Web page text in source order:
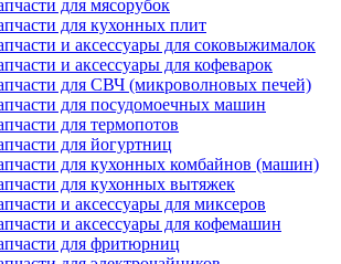
для мясорубок
для кухонных плит
и аксессуары для соковыжималок
и аксессуары для кофеварок
для СВЧ (микроволновых печей)
для посудомоечных машин
для термопотов
для йогуртниц
для кухонных комбайнов (машин)
для кухонных вытяжек
и аксессуары для миксеров
и аксессуары для кофемашин
для фритюрниц